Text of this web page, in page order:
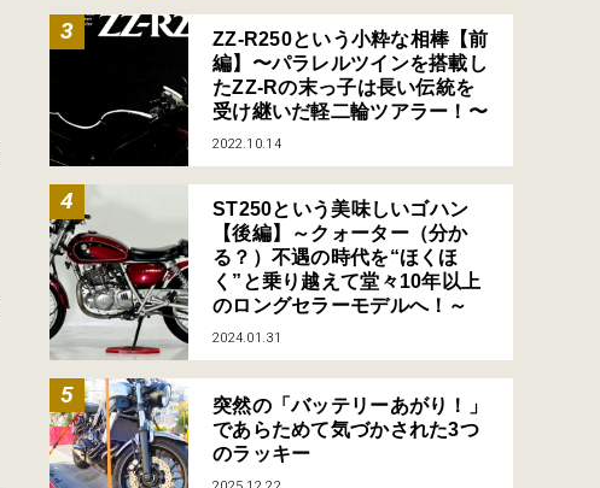
ZZ-R250という小粋な相棒【前
編】〜パラレルツインを搭載し
たZZ-Rの末っ子は長い伝統を
受け継いだ軽二輪ツアラー！〜
2022.10.14
ST250という美味しいゴハン
【後編】～クォーター（分か
る？）不遇の時代を“ほくほ
く”と乗り越えて堂々10年以上
のロングセラーモデルへ！～
2024.01.31
突然の「バッテリーあがり！」
であらためて気づかされた3つ
のラッキー